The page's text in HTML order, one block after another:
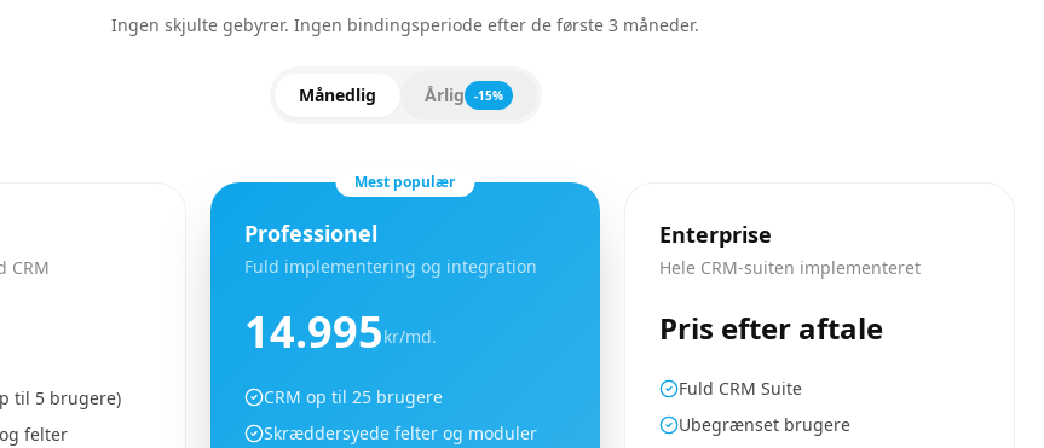
Ingen skjulte gebyrer. Ingen bindingsperiode efter de første 3 måneder.
Månedlig Årlig -15%
CRM
til 5 brugere)
felter
Mest populær
Professionel
Fuld implementering og integration
14.995kr/md.
CRM op til 25 brugere
Skræddersyede felter og moduler
Enterprise
Hele CRM-suiten implementeret
Pris efter aftale
Fuld CRM Suite
Ubegrænset brugere